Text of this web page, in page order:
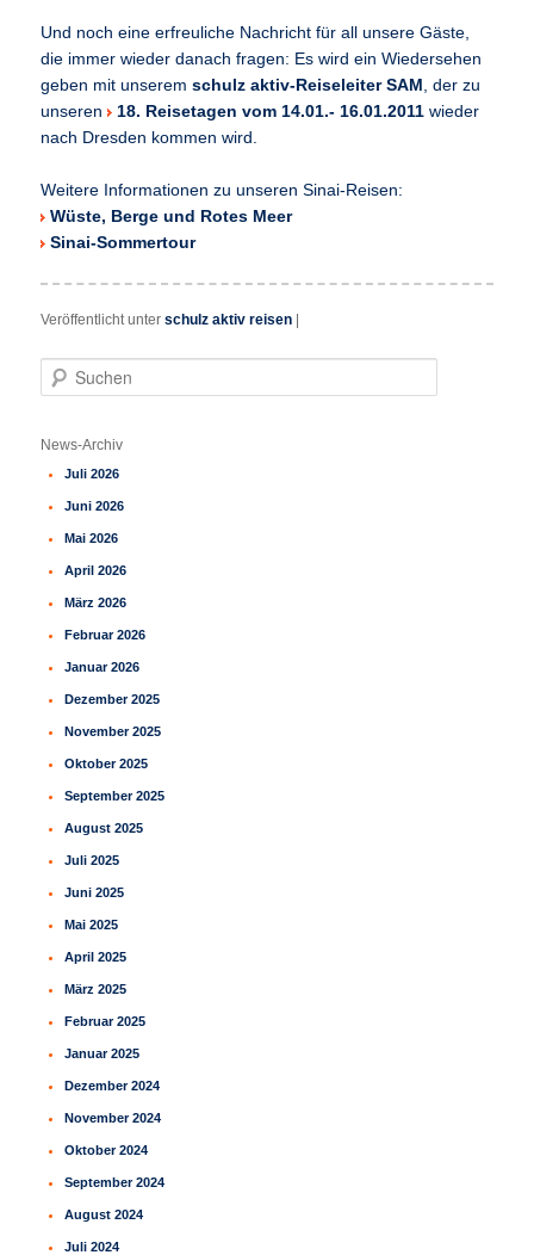
Und noch eine erfreuliche Nachricht für all unsere Gäste,
die immer wieder danach fragen: Es wird ein Wiedersehen
geben mit unseremschulz aktiv-Reiseleiter SAM , der zu
unseren 18. Reisetagen vom 14.01.- 16.01.2011 wieder
nach Dresden kommen wird.
Weitere Informationen zu unseren Sinai-Reisen:
Wüste, Berge und Rotes Meer
Sinai-Sommertour
Veröffentlicht unter schulz aktiv reisen
h
n
News-Archiv
Juli 2026
Juni 2026
Mai 2026
April 2026
März 2026
Februar 2026
Januar 2026
Dezember 2025
November 2025
Oktober 2025
September 2025
August 2025
Juli 2025
Juni 2025
Mai 2025
April 2025
März 2025
Februar 2025
Januar 2025
Dezember 2024
November 2024
Oktober 2024
September 2024
August 2024
Juli 2024